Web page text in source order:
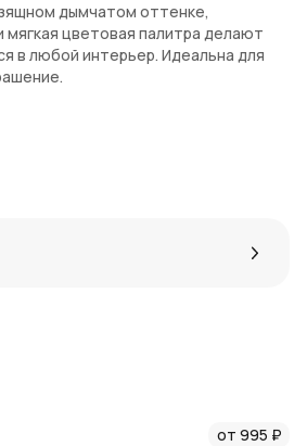
дымчатом оттенке,
мягкая цветовая палитра делают
в любой интерьер. Идеальна для
для оформления интерьера.
от 995 ₽